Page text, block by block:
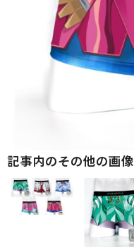
記事内のその他の画像